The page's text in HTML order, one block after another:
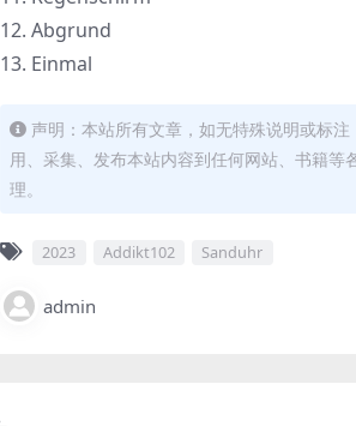
12. Abgrund
13. Einmal
声明：本站所有文章，如无特殊说明或标
用、采集、发布本站内容到任何网站、书籍
理。
2023 Addikt102 Sanduhr
admin